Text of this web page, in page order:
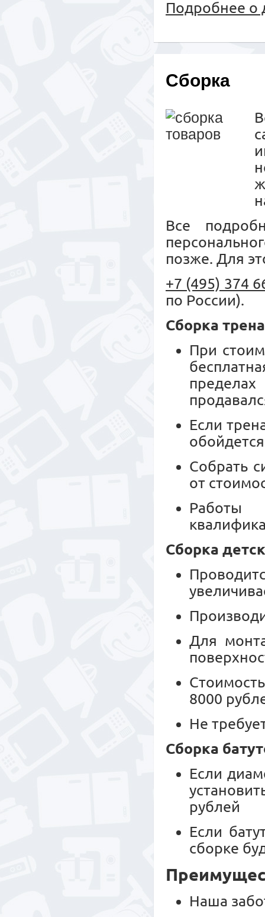
Подробнее о
Сборка
Все
позже. Для
+7 (495) 374
по России).
Сборка
При
Если
Собрать
от
Работы
Сборка
Для
8000
Не
Сборка
Если
рублей
Если
сборке
Наша